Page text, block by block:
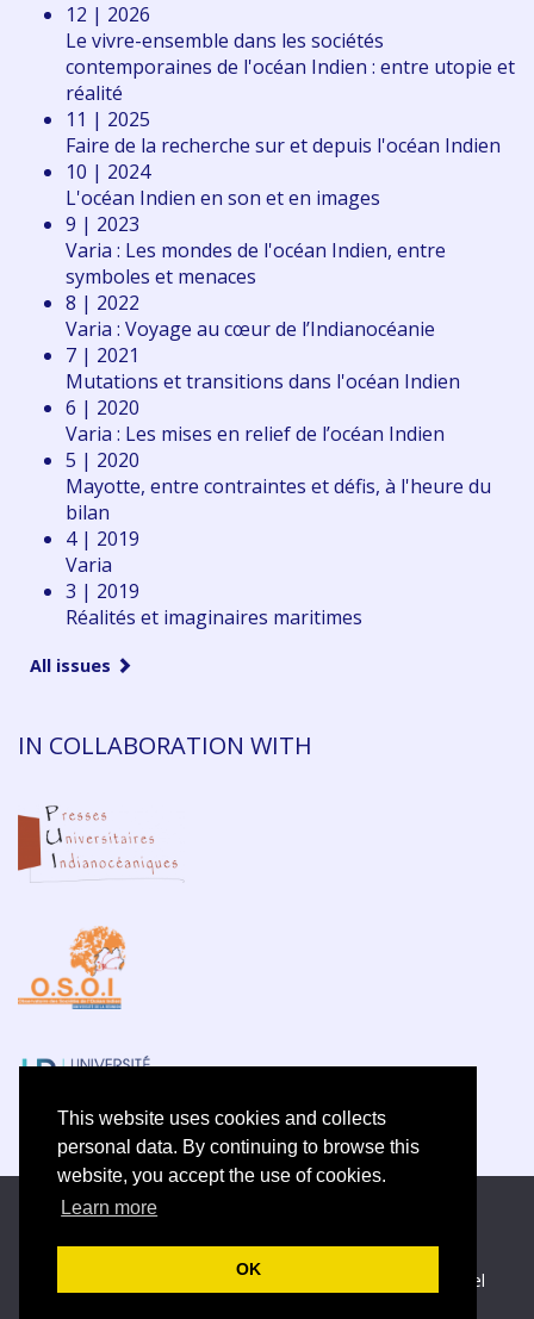
This website uses cookies and collects
personal data. By continuing to browse this
website, you accept the use of cookies.
Learn more
OK
12 | 2026
Le vivre-ensemble dans les sociétés
contemporaines de l'océan Indien : entre utopie et
réalité
11 | 2025
Faire de la recherche sur et depuis l'océan Indien
10 | 2024
L'océan Indien en son et en images
9 | 2023
Varia : Les mondes de l'océan Indien, entre
symboles et menaces
8 | 2022
Varia : Voyage au cœur de l’Indianocéanie
7 | 2021
Mutations et transitions dans l'océan Indien
6 | 2020
Varia : Les mises en relief de l’océan Indien
5 | 2020
Mayotte, entre contraintes et défis, à l'heure du
bilan
4 | 2019
Varia
3 | 2019
Réalités et imaginaires maritimes
All issues
IN COLLABORATION WITH
Site map—Privacy policy
Créé et hébergé par Chapitre 9
Published with Lodel